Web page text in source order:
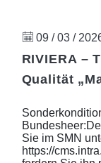
09 / 03 /
RIVIERA –
Qualität
Sie im SMN
https://